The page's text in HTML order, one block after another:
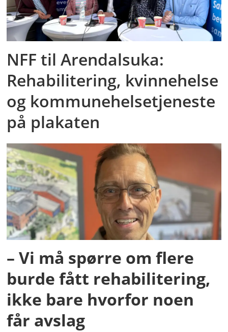
NFF til Arendalsuka:
Rehabilitering, kvinnehelse
og kommunehelsetjeneste
på plakaten
– Vi må spørre om flere
burde fått rehabilitering,
ikke bare hvorfor noen
får avslag